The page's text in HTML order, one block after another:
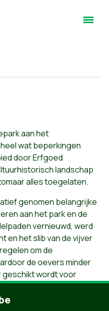
aan het
wat beperkingen
door Erfgoed
landschap
alles toegelaten.
genomen belangrijke
aan het park en de
vernieuwd, werd
en het slib van de vijver
om de
de oevers minder
geschikt wordt voor
bomen te
aangelegd zodat de